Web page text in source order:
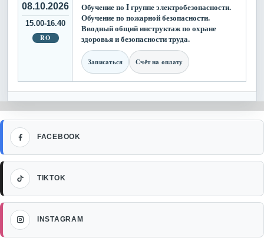
08.10.2026
15.00-16.40
RO
Обучение по I группе электробезопасности.
Обучение по пожарной безопасности.
Вводный общий инструктаж по охране
здоровья и безопасности труда.
Записаться Счёт на оплату
FACEBOOK
Facebook
TIKTOK
TikTok
INSTAGRAM
Instagram